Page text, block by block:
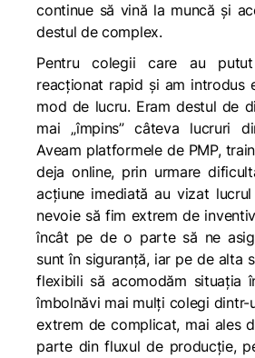
continue să vină la muncă și
destul de complex.
Pentru colegii care au
reacționat rapid și am introdus
mod de lucru. Eram destul de
mai „împins” câteva lucruri
Aveam platformele de PMP,
deja online, prin urmare
acțiune imediată au vizat
nevoie să fim extrem de
încât pe de o parte să ne
sunt în siguranță, iar pe de alta
flexibili să acomodăm situația
îmbolnăvi mai mulți colegi dintr-
extrem de complicat, mai ales
parte din fluxul de producție,